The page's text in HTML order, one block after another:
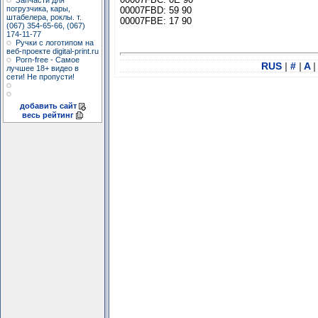
погрузчика, кары,
штабелера, роклы. т.
(067) 354-65-66, (067)
174-11-77
Ручки с логотипом на
веб-проекте digital-print.ru
Porn-free - Самое
лучшее 18+ видео в
сети! Не пропусти!
добавить сайт
весь рейтинг
00007FBD: 59 90
00007FBE: 17 90
RUS | # | A |